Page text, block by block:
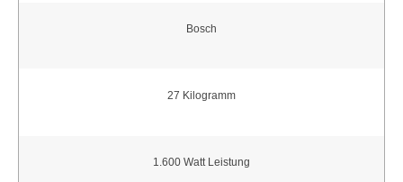
Bosch
27 Kilogramm
1.600 Watt Leistung